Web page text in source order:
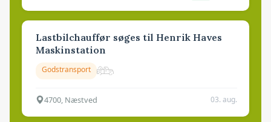
Lastbilchauffør søges til Henrik Haves
Maskinstation
Godstransport
4700, Næstved 03. aug.